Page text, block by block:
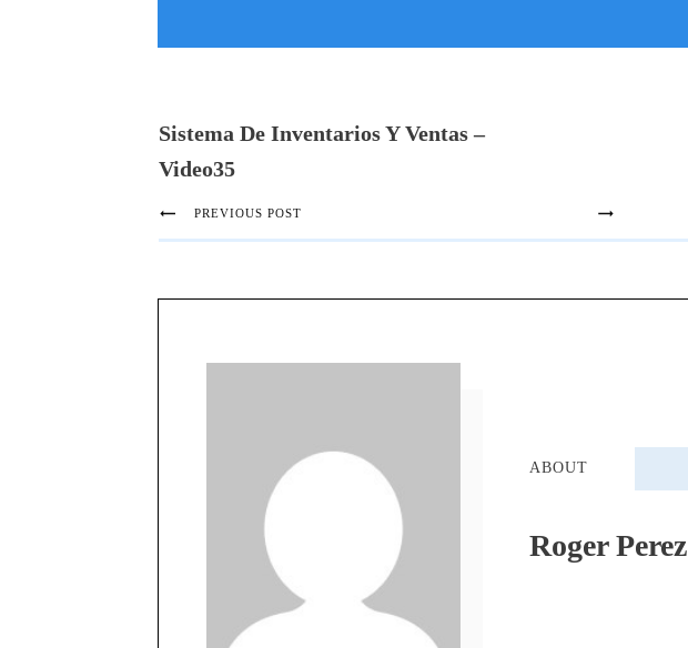
Sistema De Inventarios Y Ventas –
Video35
PREVIOUS POST
ABOUT
Roger Perez